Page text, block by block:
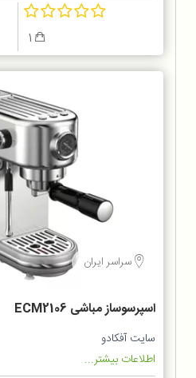
سراسر ایران
اسپرسوساز مباشی ECM2106
سایت آفکادو
اطلاعات بیشتر...